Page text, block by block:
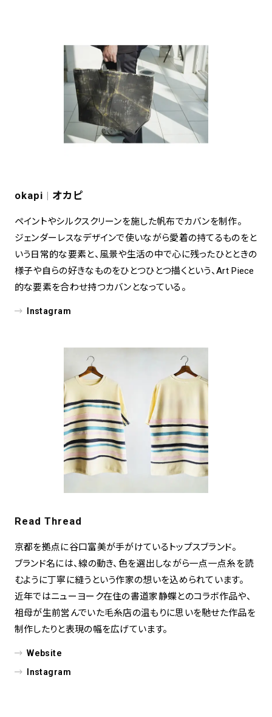
okapi | オカピ
ペイントやシルクスクリーンを施した帆布でカバンを制作。
ジェンダーレスなデザインで使いながら愛着の持てるものをと
いう日常的な要素と、風景や生活の中で心に残ったひとときの
様子や自らの好きなものをひとつひとつ描くという、Art Piece
的な要素を合わせ持つカバンとなっている。
Instagram
Read Thread
京都を拠点に谷口富美が手がけているトップスブランド。
ブランド名には、線の動き、色を選出しながら一点一点糸を読
むように丁寧に縫うという作家の想いを込められています。
近年ではニューヨーク在住の書道家静蝶とのコラボ作品や、
祖母が生前営んでいた毛糸店の温もりに思いを馳せた作品を
制作したりと表現の幅を広げています。
Website
Instagram